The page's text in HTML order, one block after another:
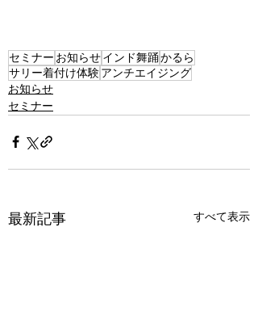
セミナー お知らせインド舞踊かるら
サリー着付け体験アンチエイジング
お知らせ
セミナー
最新記事 すべて表示